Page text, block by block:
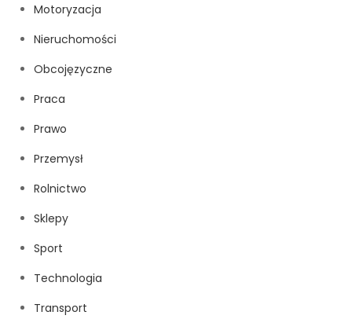
Motoryzacja
Nieruchomości
Obcojęzyczne
Praca
Prawo
Przemysł
Rolnictwo
Sklepy
Sport
Technologia
Transport